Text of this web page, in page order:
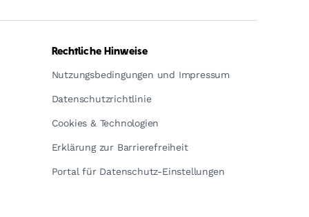
Rechtliche Hinweise
Nutzungsbedingungen und Impressum
Datenschutzrichtlinie
Cookies & Technologien
Erklärung zur Barrierefreiheit
Portal für Datenschutz-Einstellungen